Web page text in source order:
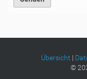
Übersicht |
©